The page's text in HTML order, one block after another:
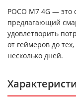
POCO M7 4G —
предлагающий
удовлетворить
от геймеров до
несколько дней.